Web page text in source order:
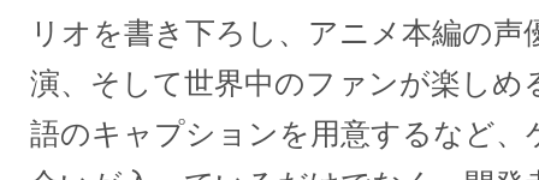
リオを書き下ろし、アニメ本編の
演、そして世界中のファンが楽しめ
語のキャプションを用意するなど、